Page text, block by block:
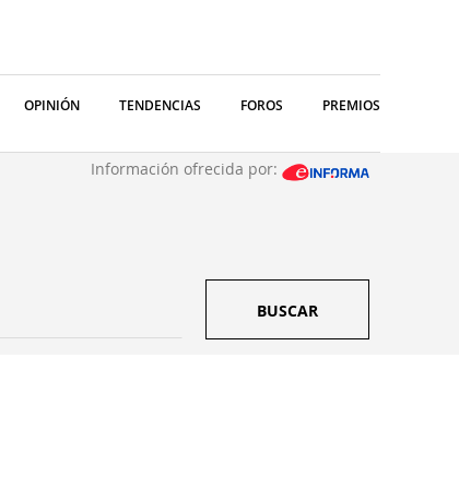
OPINIÓN TENDENCIAS FOROS PREMIOS
Información ofrecida por:
BUSCAR